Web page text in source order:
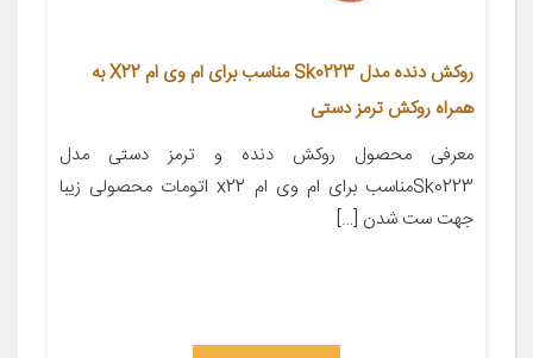
روکش دنده مدل Sk0223 مناسب برای ام وی ام X22 به
همراه روکش ترمز دستی
معرفی محصول روکش دنده و ترمز دستی مدل
Sk0223مناسب برای ام وی ام x22 اتومات محصولی زیبا
جهت ست شدن […]